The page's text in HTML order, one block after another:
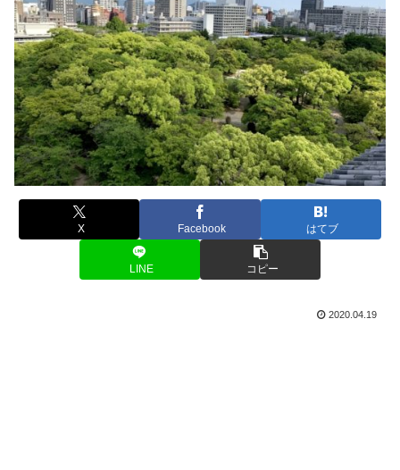
X Facebook はてブ
LINE コピー
2020.04.19